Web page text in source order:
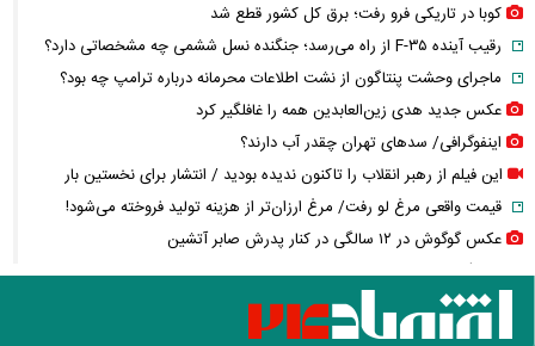
کوبا در تاریکی فرو رفت؛ برق کل کشور قطع شد
رقیب آینده F-۳۵ از راه می‌رسد؛ جنگنده نسل ششمی چه مشخصاتی دارد؟
ماجرای وحشت پنتاگون از نشت اطلاعات محرمانه درباره ترامپ چه بود؟
عکس جدید هدی زین‌العابدین همه را غافلگیر کرد
اینفوگرافی/ سدهای تهران چقدر آب دارند؟
این فیلم از رهبر انقلاب را تاکنون ندیده بودید / انتشار برای نخستین بار
قیمت واقعی مرغ لو رفت/ مرغ ارزان‌تر از هزینه تولید فروخته می‌شود!
عکس گوگوش در ۱۲ سالگی در کنار پدرش صابر آتشین
کالابرگ مرداد چه زمانی شارژ می‌شود؟ / تغییر زمان واریز اعتبار برخی
خانوارها به شهریور
واکنش جنجالی زیدآبادی به اظهارات محمدباقر خرازی درباره بی‌حجابی